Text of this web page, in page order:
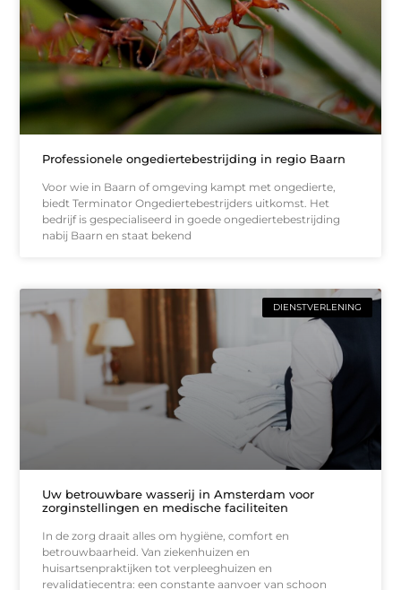
Professionele ongediertebestrijding in regio Baarn
Voor wie in Baarn of omgeving kampt met ongedierte,
biedt Terminator Ongediertebestrijders uitkomst. Het
bedrijf is gespecialiseerd in goede ongediertebestrijding
nabij Baarn en staat bekend
DIENSTVERLENING
Uw betrouwbare wasserij in Amsterdam voor
zorginstellingen en medische faciliteiten
In de zorg draait alles om hygiëne, comfort en
betrouwbaarheid. Van ziekenhuizen en
huisartsenpraktijken tot verpleeghuizen en
revalidatiecentra: een constante aanvoer van schoon